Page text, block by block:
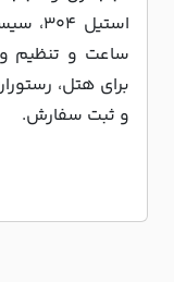
برای هتل،
و ثبت سفارش.